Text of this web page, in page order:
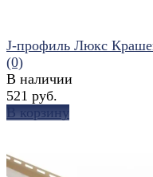
J-профиль Люкс
(0)
В наличии
521 руб.
В корзину